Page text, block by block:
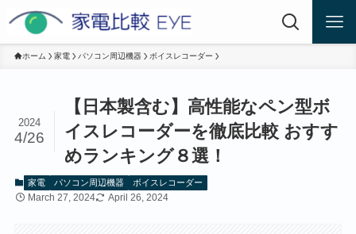
ホーム 家電 パソコン周辺機器 ボイスレコーダー
【日本製含む】高性能なペン型ボ
イスレコーダーを徹底比較 おすす
めランキング８選！
2024
4/26
家電 パソコン周辺機器 ボイスレコーダー
March 27, 2024 April 26, 2024